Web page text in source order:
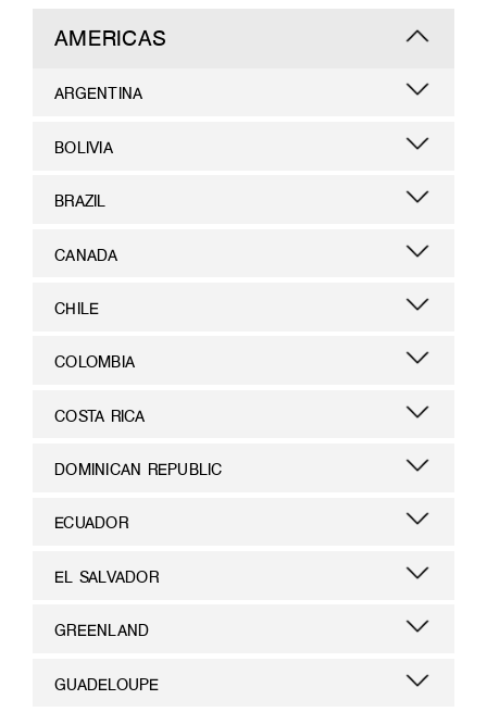
AMERICAS
ARGENTINA
BOLIVIA
BRAZIL
CANADA
CHILE
COLOMBIA
COSTA RICA
DOMINICAN REPUBLIC
ECUADOR
EL SALVADOR
GREENLAND
GUADELOUPE